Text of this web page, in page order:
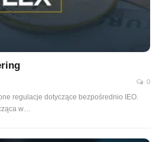
0
regulacje dotyczące bezpośrednio IEO.
w…